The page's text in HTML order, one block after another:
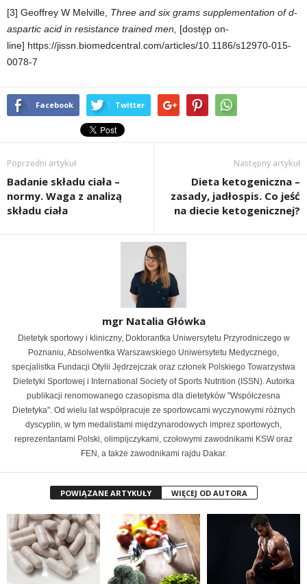
[3] Geoffrey W Melville, Three and six grams supplementation of d-
aspartic acid in resistance trained men, [dostęp on-
line] https://jissn.biomedcentral.com/articles/10.1186/s12970-015-
0078-7
Facebook Twitter
Poprzedni artykuł
Badanie składu ciała –
normy. Waga z analizą
składu ciała
Następny artykuł
Dieta ketogeniczna –
zasady, jadłospis. Co jeść
na diecie ketogenicznej?
mgr Natalia Główka
Dietetyk sportowy i kliniczny, Doktorantka Uniwersytetu Przyrodniczego w
Poznaniu, Absolwentka Warszawskiego Uniwersytetu Medycznego,
specjalistka Fundacji Otylii Jędrzejczak oraz członek Polskiego Towarzystwa
Dietetyki Sportowej i International Society of Sports Nutrition (ISSN). Autorka
publikacji renomowanego czasopisma dla dietetyków "Współczesna
Dietetyka". Od wielu lat współpracuje ze sportowcami wyczynowymi różnych
dyscyplin, w tym medalistami międzynarodowych imprez sportowych,
reprezentantami Polski, olimpijczykami, czołowymi zawodnikami KSW oraz
FEN, a także zawodnikami rajdu Dakar.
POWIĄZANE ARTYKUŁY WIĘCEJ OD AUTORA